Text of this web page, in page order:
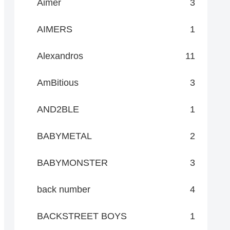
Aimer 3
AIMERS 1
Alexandros 11
AmBitious 3
AND2BLE 1
BABYMETAL 2
BABYMONSTER 3
back number 4
BACKSTREET BOYS 1